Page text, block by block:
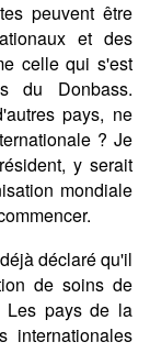
peuvent être
et des
celle qui s'est
du Donbass.
pays, ne
? Je
y serait
mondiale
déclaré qu'il
de soins de
Les pays de la
internationales